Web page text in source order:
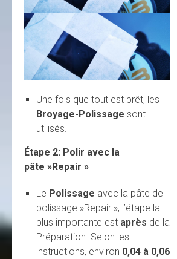
Une fois que tout est prêt, les
Broyage-Polissage sont
utilisés.
Étape 2: Polir avec la
pâte »Repair »
Le Polissage avec la pâte de
polissage »Repair », l’étape la
plus importante est après de la
Préparation. Selon les
instructions, environ 0,04 à 0,06